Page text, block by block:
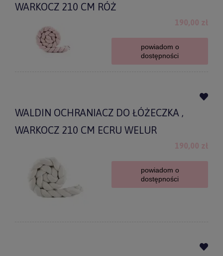
WARKOCZ 210 CM RÓŻ
190,00 zł
powiadom o
dostępności
WALDIN OCHRANIACZ DO ŁÓŻECZKA ,
WARKOCZ 210 CM ECRU WELUR
190,00 zł
powiadom o
dostępności